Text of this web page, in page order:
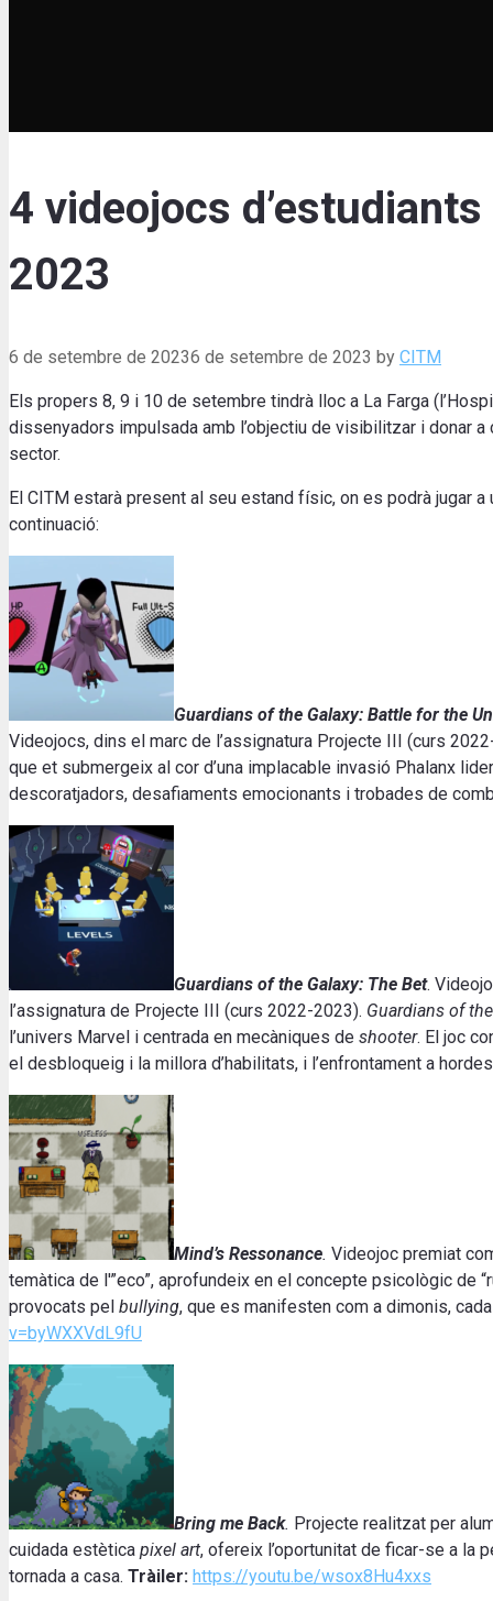
4 videojocs
2023
6 de setembre de 20236 de setembre de 2023 by CITM
Els propers 8, 9 i 10 de setembre tindrà lloc a La Farga
dissenyadors impulsada amb l’objectiu de visibilitzar i donar a
sector.
El CITM estarà present al seu estand físic, on es podrà jugar
continuació:
Guardians of the Galaxy: Battle for the
Videojocs, dins el marc de l’assignatura Projecte III (curs
que et submergeix al cor d’una implacable invasió Phalanx
descoratjadors, desafiaments emocionants i trobades de
Guardians of the Galaxy: The Bet.
l’assignatura de Projecte III (curs 2022-2023). Guardians of
l’univers Marvel i centrada en mecàniques de shooter. El joc
el desbloqueig i la millora d’habilitats, i l’enfrontament a
Mind’s Ressonance. Videojoc premiat
temàtica de l'”eco”, aprofundeix en el concepte psicològic de
provocats pel bullying, que es manifesten com a dimonis,
v=byWXXVdL9fU
Bring me Back. Projecte realitzat per
cuidada estètica pixel art, ofereix l’oportunitat de ficar-se a la
tornada a casa. Tràiler: https://youtu.be/wsox8Hu4xxs